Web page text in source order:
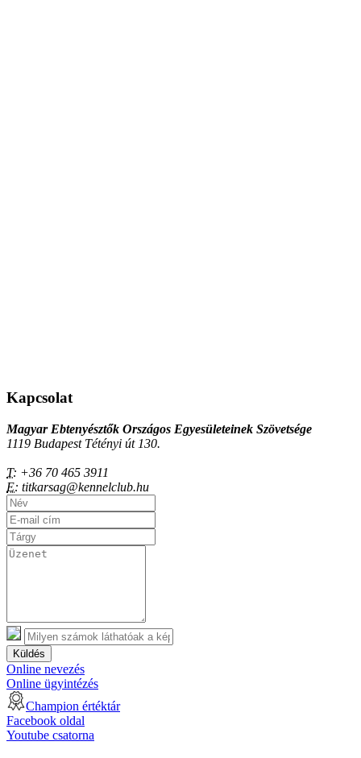
Kapcsolat
Magyar Ebtenyésztők Országos Egyesületeinek Szövetsége
1119 Budapest Tétényi út 130.
T: +36 70 465 3911
E: titkarsag@kennelclub.hu
Küldés
Online nevezés
Online ügyintézés
Champion értéktár
Facebook oldal
Youtube csatorna